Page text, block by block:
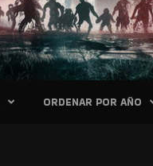
ORDENAR POR AÑO